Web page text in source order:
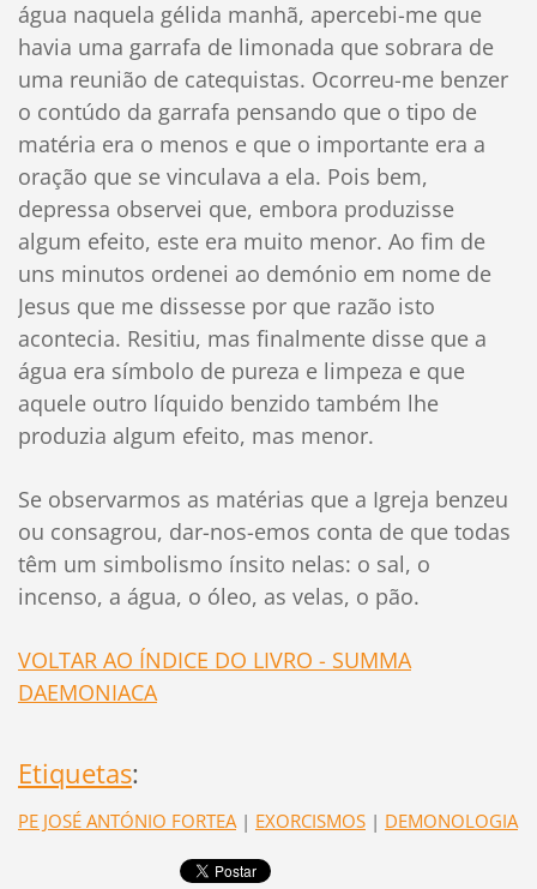
água naquela gélida manhã, apercebi-me que
havia uma garrafa de limonada que sobrara de
uma reunião de catequistas. Ocorreu-me benzer
o contúdo da garrafa pensando que o tipo de
matéria era o menos e que o importante era a
oração que se vinculava a ela. Pois bem,
depressa observei que, embora produzisse
algum efeito, este era muito menor. Ao fim de
uns minutos ordenei ao demónio em nome de
Jesus que me dissesse por que razão isto
acontecia. Resitiu, mas finalmente disse que a
água era símbolo de pureza e limpeza e que
aquele outro líquido benzido também lhe
produzia algum efeito, mas menor.
Se observarmos as matérias que a Igreja benzeu
ou consagrou, dar-nos-emos conta de que todas
têm um simbolismo ínsito nelas: o sal, o
incenso, a água, o óleo, as velas, o pão.
VOLTAR AO ÍNDICE DO LIVRO - SUMMA
DAEMONIACA
Etiquetas:
PE JOSÉ ANTÓNIO FORTEA | EXORCISMOS | DEMONOLOGIA